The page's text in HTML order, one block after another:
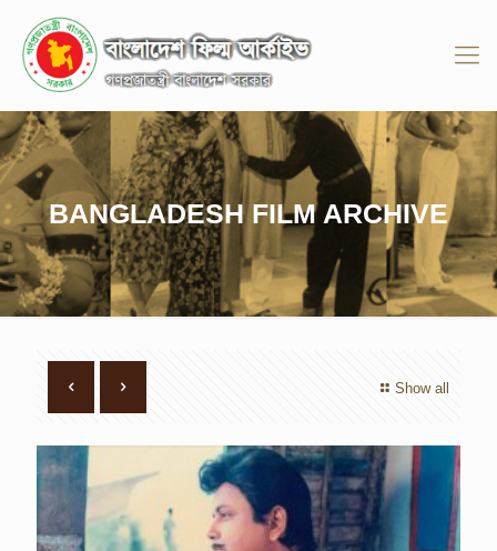
BANGLADESH FILM ARCHIVE
Show all